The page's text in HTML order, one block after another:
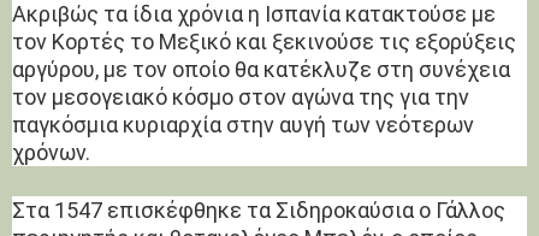
Ακριβώς τα ίδια χρόνια η Ισπανία κατακτούσε με
τον Κορτές το Μεξικό και ξεκινούσε τις εξορύξεις
αργύρου, με τον οποίο θα κατέκλυζε στη συνέχεια
τον μεσογειακό κόσμο στον αγώνα της για την
παγκόσμια κυριαρχία στην αυγή των νεότερων
χρόνων.
Στα 1547 επισκέφθηκε τα Σιδηροκαύσια ο Γάλλος